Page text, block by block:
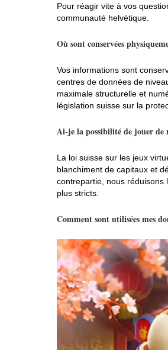
Pour réagir vite à vos
communauté helvétique.
Où sont conservées
Vos informations sont
centres de données de
maximale structurelle et
législation suisse sur la
Ai-je la possibilité de jouer de
La loi suisse sur les jeux
blanchiment de capitaux et
contrepartie, nous réduisons
plus stricts.
Comment sont utilisées mes